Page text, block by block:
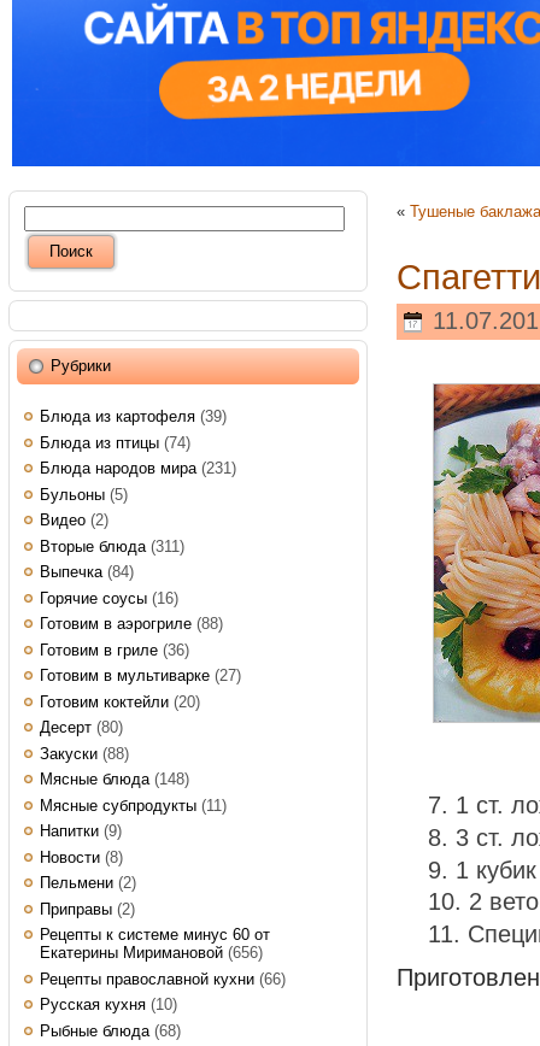
Рубрики
Блюда из картофеля (39)
Блюда из птицы (74)
Блюда народов мира(231)
Бульоны (5)
Видео (2)
Вторые блюда (311)
Выпечка(84)
Горячие соусы (16)
Готовим в аэрогриле (88)
Готовим в гриле (36)
Готовим в мультиварке (27)
Готовим коктейли (20)
Десерт (80)
Закуски (88)
Мясные блюда(148)
Мясные субпродукты (11)
Напитки (9)
Новости (8)
Пельмени (2)
Приправы (2)
Рецепты к системе минус 60 от
Екатерины Миримановой (656)
Рецепты православной кухни (66)
Русская кухня (10)
Рыбные блюда (68)
« Тушеные
1 ст.
3 ст.
1
2